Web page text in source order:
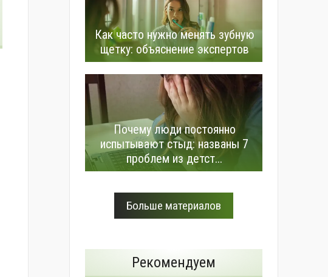
Как часто нужно менять зубную
щетку: объяснение экспертов
Почему люди постоянно
испытывают стыд: названы 7
проблем из детст...
Больше материалов
Рекомендуем